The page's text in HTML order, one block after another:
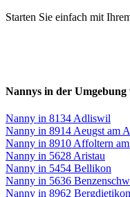
Starten Sie einfach mit
Nannys in der
Nanny in 8134 Adliswil
Nanny in 8914 Aeugst am
Nanny in 8910 Affoltern
Nanny in 5628 Aristau
Nanny in 5454 Bellikon
Nanny in 5636
Nanny in 8962 Bergdietikon